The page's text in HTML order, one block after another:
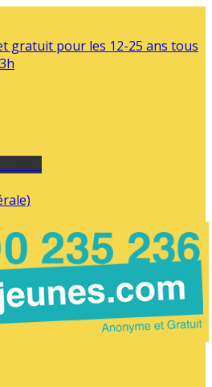
gratuit pour les 12-25 ans tous